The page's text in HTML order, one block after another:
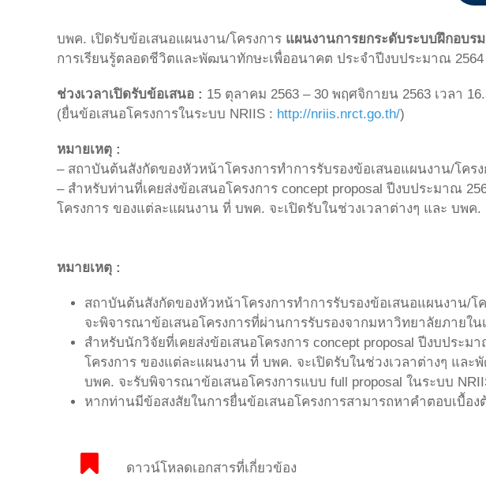
บพค. เปิดรับข้อเสนอแผนงาน/โครงการ แผนงานการยกระดับระบบฝึกอบ
การเรียนรู้ตลอดชีวิตและพัฒนาทักษะเพื่ออนาคต ประจำปีงบประมาณ 2564
ช่วงเวลาเปิดรับข้อเสนอ : 15 ตุลาคม 2563 – 30 พฤศจิกายน 2563 เวลา
(ยื่นข้อเสนอโครงการในระบบ NRIIS : http://nriis.nrct.go.th/)
หมายเหตุ :
– สถาบันต้นสังกัดของหัวหน้าโครงการทำการรับรองข้อเสนอแผนงาน/โคร
– สำหรับท่านที่เคยส่งข้อเสนอโครงการ concept proposal ปีงบประมาณ
โครงการ ของแต่ละแผนงาน ที่ บพค. จะเปิดรับในช่วงเวลาต่างๆ และ บพค
หมายเหตุ :
สถาบันต้นสังกัดของหัวหน้าโครงการทำการรับรองข้อเสนอแผนงาน/โ
จะพิจารณาข้อเสนอโครงการที่ผ่านการรับรองจากมหาวิทยาลัยภายใ
สำหรับนักวิจัยที่เคยส่งข้อเสนอโครงการ concept proposal ปีงบปร
โครงการ ของแต่ละแผนงาน ที่ บพค. จะเปิดรับในช่วงเวลาต่างๆ แล
บพค. จะรับพิจารณาข้อเสนอโครงการแบบ full proposal ในระบบ
หากท่านมีข้อสงสัยในการยื่นข้อเสนอโครงการสามารถหาคำตอบเบื้อง
ดาวน์โหลดเอกสารที่เกี่ยวข้อง